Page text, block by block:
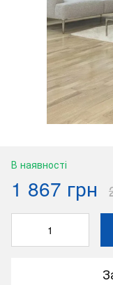
В наявності
1 867 грн